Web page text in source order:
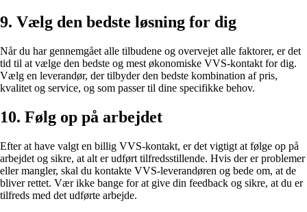
9. Vælg den bedste løsning for dig
Når du har gennemgået alle tilbudene og overvejet alle faktorer, er det
tid til at vælge den bedste og mest økonomiske VVS-kontakt for dig.
Vælg en leverandør, der tilbyder den bedste kombination af pris,
kvalitet og service, og som passer til dine specifikke behov.
10. Følg op på arbejdet
Efter at have valgt en billig VVS-kontakt, er det vigtigt at følge op på
arbejdet og sikre, at alt er udført tilfredsstillende. Hvis der er problemer
eller mangler, skal du kontakte VVS-leverandøren og bede om, at de
bliver rettet. Vær ikke bange for at give din feedback og sikre, at du er
tilfreds med det udførte arbejde.